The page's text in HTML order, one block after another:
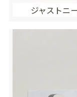
ジャストニ